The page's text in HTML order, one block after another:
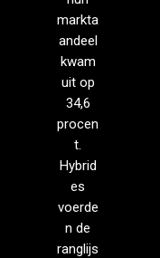
markta
andeel
kwam
uit op
34,6
procen
t.
Hybrid
es
voerde
n de
ranglijs